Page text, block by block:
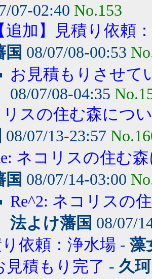
07-02:40 No.153
追加】見積り依頼
国 08/07/08-00:53
お見積もりさせて
08/07/08-04:35
スの住む森につ
08/07/13-23:57
ネコリスの住む
国 08/07/14-03:00
Re^2: ネコリスの
法よけ藩国 08/07/
り依頼：浄水場 - 藻
見積もり完了 - 久